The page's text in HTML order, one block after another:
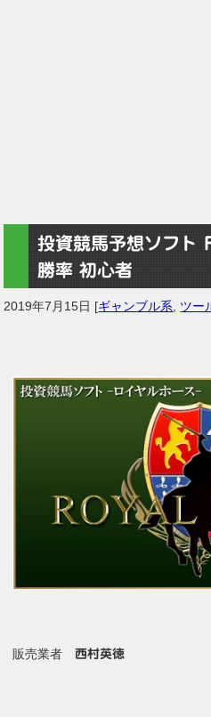
投資競馬予想ソフ
勝率 初心者
2019年7月15日 [ギャンブル系 ツー
販売業者西村英徳